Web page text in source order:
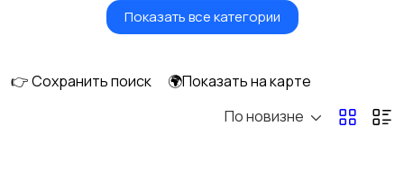
Игрушки и игры Детские коляски
Купание
Показать все категории
👉 Сохранить поиск
🌍Показать на карте
По новизне